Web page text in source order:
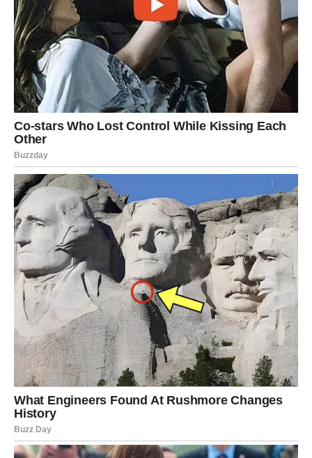
Efikasno uklanjanje tvrdokornih
mrlja
Mrlje od kafe, vina, umaka ili masnoće često su najveći
neprijatelji urednog doma. Umjesto jakih hemikalija, glicerin
nudiprirodno i učinkovito rješenje
Kod mrlja na površinama, dovoljno je nanijeti nekoliko kapi
glicerina direktno na problematično mjesto, ostaviti da djeluje,
a zatim isprati vodom uz dodatak malo soli. Ova metoda je
nježna, ali vrlo djelotvorna.
Kada je riječ o odjeći, glicerin se pokazao posebno korisnim
kod masnih mrlja. Nanosi se direktno na tkaninu, ostavlja
nekoliko minuta, a zatim se odjevni predmet pere na uobičajen
način. Rezultat je čista tkanina bez oštećenja i izbljeđivanja
boja.